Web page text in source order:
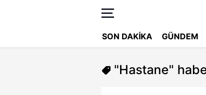
SON DAKIKA GÜNDEM
"Hastane"